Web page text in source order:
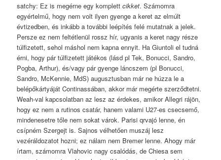
satchy: Ez is megérne egy komplettcikket. Számomra
egyértelmű, hogy nem volt ilyen gyenge a keret az elmúlt
évtizedben, és inkább a további leépítés felé mutatnak a jelek.
Persze ez nem feltétlenül rossz hír, ugyanis a keret nagy része
túlfizetett, sehol máshol nem kapna ennyit. Ha Giuntoli el tudná
érni, hogy pár túlfizetett játékos (lásd pl Tek, Bonucci, Sandro,
Pogba, Arthur), és/vagy pár gyenge láncszem (pl Bonucci,
Sandro, McKennie, MdS) augusztusban már ne húzza le a
belépőkártyáját Continassában, akkor már megérte szerződtetni.
Weah-val kapcsolatban az lesz az érdekes, amikor Allegri rájön,
hogy ez nem a rutinos csatár, hanem valami U27-es csecsemő,
mindenesetre tőle nem sokat várok. Parisi qrvajó lenne, én
csípném Szergejt is. Sajnos vélhetően muszáj lesz
vezéráldozatot hozni; ez nálam nem Bremer lenne. Ahogy már
írtam, számomra Vlahovic nagy csalódás, de Chiesa sem